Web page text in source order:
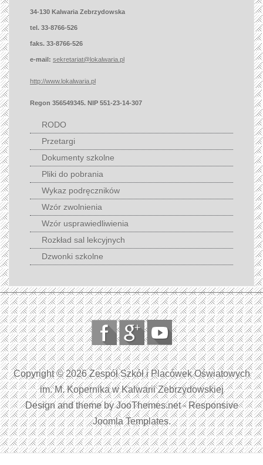
34-130 Kalwaria Zebrzydowska
tel. 33-8766-526
faks. 33-8766-526
e-mail: sekretariat@lokalwaria.pl
http://www.lokalwaria.pl
Regon 356549345. NIP 551-23-14-307
RODO
Przetargi
Dokumenty szkolne
Pliki do pobrania
Wykaz podręczników
Wzór zwolnienia
Wzór usprawiedliwienia
Rozkład sal lekcyjnych
Dzwonki szkolne
Copyright © 2026 Zespół Szkół i Placówek Oświatowych
im. M. Kopernika w Kalwarii Zebrzydowskiej
Design and theme by JooThemes.net -Responsive
Joomla Templates.